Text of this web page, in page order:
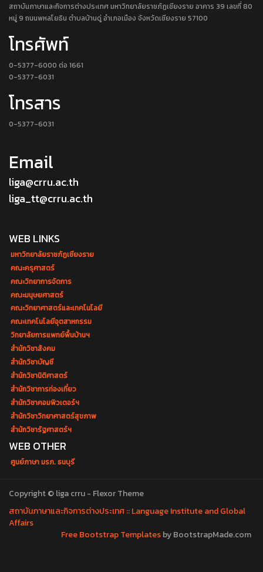
สถาบันภาษาและกิจการต่างประเทศ มหาวิทยาลัยราชภัฏเชียงราย อาคาร 39 เลขที่ 80
หมู่ 9 ถนนพหลโยธิน ตำบลบ้านดู่ อำเภอเมือง จังหวัดเชียงราย 57100
โทรศัพท์
0-5377-6000 ต่อ 1661
0-5377-6031
โทรสาร
0-5377-6031
Email
liga@crru.ac.th
liga_tt@crru.ac.th
WEB LINKS
มหาวิทยาลัยราชภัฏเชียงราย
คณะครุศาสตร์
คณะวิทยาการจัดการ
คณะมนุษยศาสตร์
คณะวิทยาศาสตร์และเทคโนโลยี
คณะเทคโนโลยีอุตสาหกรรม
วิทยาลัยการแพทย์พื้นบ้านฯ
สำนักวิชาสังคม
สำนักวิชาบัญชี
สำนักวิชานิติศาสตร์
สำนักวิชาการท่องเที่ยว
สำนักวิชาคอมพิวเตอร์ฯ
สำนักวิชาวิทยาศาสตร์สุขภาพ
สำนักวิชารัฐศาสตร์ฯ
WEB OTHER
ศูนย์ภาษา มรภ. ธนบุรี
Copyright © liga crru - Flexor Theme
สถาบันภาษาและกิจการต่างประเทศ :: Language Institute and Global
Affairs
Free Bootstrap Templatesby BootstrapMade.com